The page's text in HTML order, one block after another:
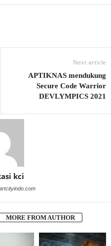
Next article
APTIKNAS mendukung
Secure Code Warrior
DEVLYMPICS 2021
kci
MORE FROM AUTHOR